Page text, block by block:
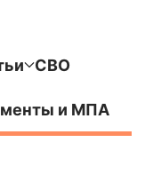
СВО
и МПА